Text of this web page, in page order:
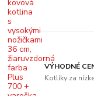
VÝHODNÉ
Kotlíky za